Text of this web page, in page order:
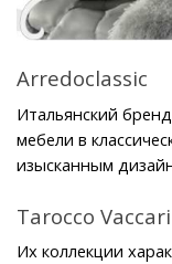
Arredoclassic
Итальянский
мебели в
изысканным
Tarocco Vaccari
Их коллекции